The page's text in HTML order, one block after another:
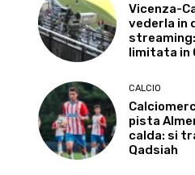
Vicenza-
vederla in
limitata in
CALCIO
pista
calda: si
Qadsiah